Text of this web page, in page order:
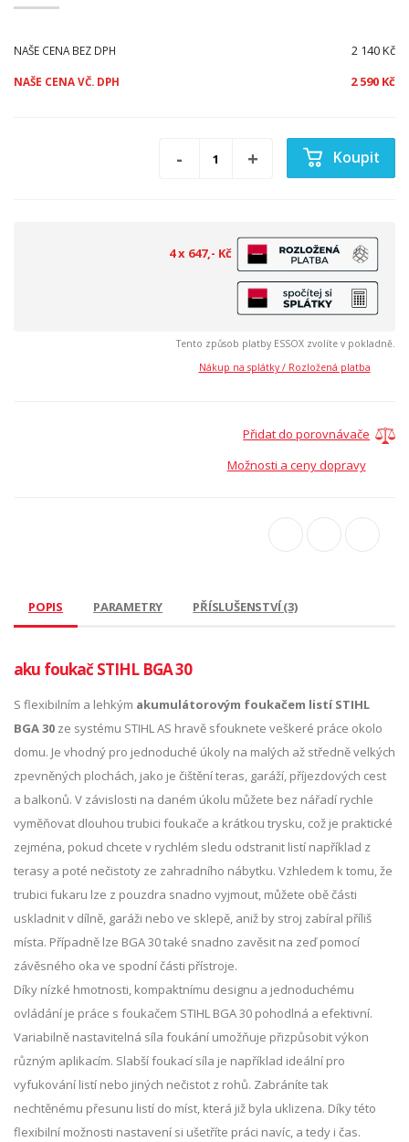
NAŠE CENA BEZ DPH 2 140 Kč
NAŠE CENA VČ. DPH 2 590 Kč
Koupit
4 x 647,- Kč
Tento způsob platby ESSOX zvolíte v pokladně.
Nákup na splátky / Rozložená platba
Přidat do porovnávače
Možnosti a ceny dopravy
POPIS PARAMETRY PŘÍSLUŠENSTVÍ (3)
aku foukač STIHL BGA 30
S flexibilním a lehkým akumulátorovým foukačem listí STIHL
BGA 30 ze systému STIHL AS hravě sfouknete veškeré práce okolo
domu. Je vhodný pro jednoduché úkoly na malých až středně velkých
zpevněných plochách, jako je čištění teras, garáží, příjezdových cest
a balkonů. V závislosti na daném úkolu můžete bez nářadí rychle
vyměňovat dlouhou trubici foukače a krátkou trysku, což je praktické
zejména, pokud chcete v rychlém sledu odstranit listí například z
terasy a poté nečistoty ze zahradního nábytku. Vzhledem k tomu, že
trubici fukaru lze z pouzdra snadno vyjmout, můžete obě části
uskladnit v dílně, garáži nebo ve sklepě, aniž by stroj zabíral příliš
místa. Případně lze BGA 30 také snadno zavěsit na zeď pomocí
závěsného oka ve spodní části přístroje.
Díky nízké hmotnosti, kompaktnímu designu a jednoduchému
ovládání je práce s foukačem STIHL BGA 30 pohodlná a efektivní.
Variabilně nastavitelná síla foukání umožňuje přizpůsobit výkon
různým aplikacím. Slabší foukací síla je například ideální pro
vyfukování listí nebo jiných nečistot z rohů. Zabráníte tak
nechtěnému přesunu listí do míst, která již byla uklizena. Díky této
flexibilní možnosti nastavení si ušetříte práci navíc, a tedy i čas.